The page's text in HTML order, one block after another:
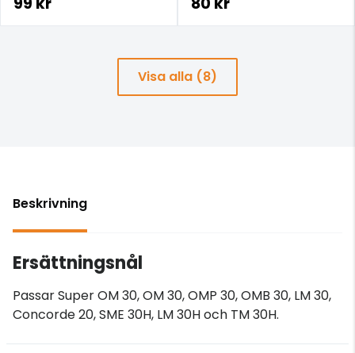
Visa alla (8)
Beskrivning
Ersättningsnål
Passar Super OM 30, OM 30, OMP 30, OMB 30, LM 30,
Concorde 20, SME 30H, LM 30H och TM 30H.